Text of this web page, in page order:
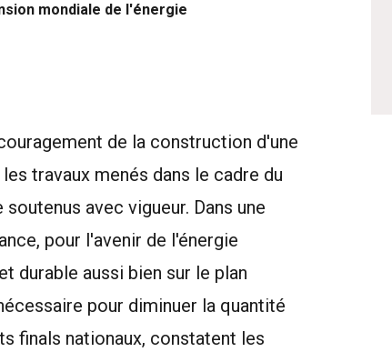
mondiale de l'énergie
de la construction d'une
travaux menés dans le cadre du
avec vigueur. Dans une
pour l'avenir de l'énergie
durable aussi bien sur le plan
pour diminuer la quantité
finals nationaux, constatent les